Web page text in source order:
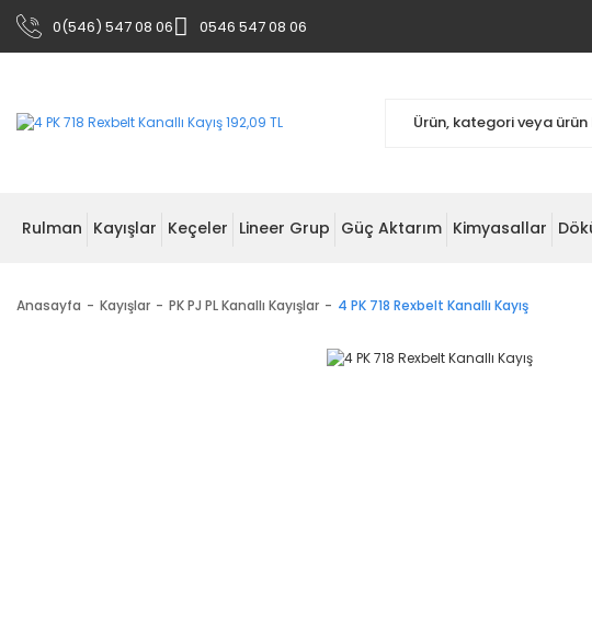
0(546) 547 08 06 0546 547 08 06
Rulman Kayışlar Keçeler Lineer Grup Güç Aktarım Kimyasallar
Anasayfa Kayışlar PK PJ PL Kanallı Kayışlar 4 PK 718 Rexbelt Kanallı Kayış